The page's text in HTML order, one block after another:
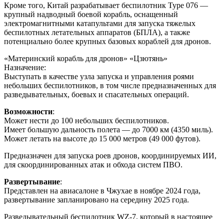
Кроме того, Китай разрабатывает беспилотник Type 076 —
крупный надводный боевой корабль, оснащенный
электромагнитными катапультами для запуска тяжелых
беспилотных летательных аппаратов (БПЛА), а также
потенциально более крупных базовых кораблей для дронов.
«Материнский корабль для дронов» «Цзютянь»
Назначение:
Выступать в качестве узла запуска и управления роями
небольших беспилотников, в том числе предназначенных для
разведывательных, боевых и спасательных операций.
Возможности:
Может нести до 100 небольших беспилотников.
Имеет большую дальность полета — до 7000 км (4350 миль).
Может летать на высоте до 15 000 метров (49 000 футов).
Предназначен для запуска роев дронов, координируемых ИИ,
для скоординированных атак и обхода систем ПВО.
Развертывание:
Представлен на авиасалоне в Чжухае в ноябре 2024 года,
развертывание запланировано на середину 2025 года.
Разведывательный беспилотник WZ-7, который в настоящее